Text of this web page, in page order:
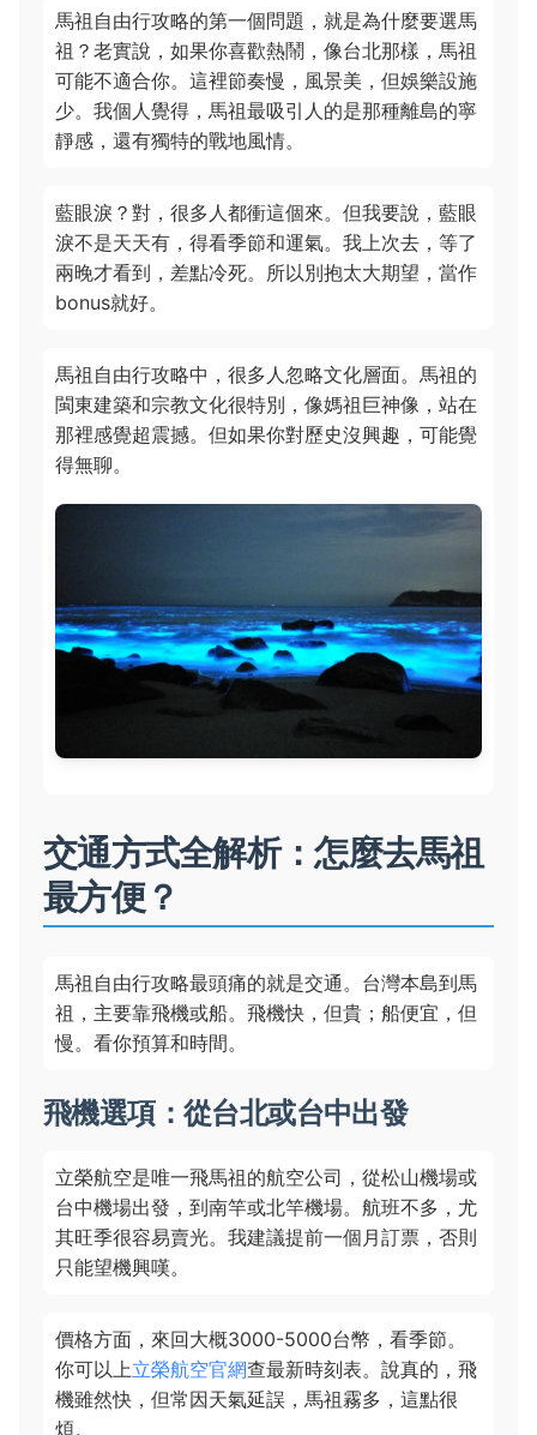
馬祖自由行攻略的第一個問題，就是為什麼要選馬
祖？老實說，如果你喜歡熱鬧，像台北那樣，馬祖
可能不適合你。這裡節奏慢，風景美，但娛樂設施
少。我個人覺得，馬祖最吸引人的是那種離島的寧
靜感，還有獨特的戰地風情。
藍眼淚？對，很多人都衝這個來。但我要說，藍眼
淚不是天天有，得看季節和運氣。我上次去，等了
兩晚才看到，差點冷死。所以別抱太大期望，當作
bonus就好。
馬祖自由行攻略中，很多人忽略文化層面。馬祖的
閩東建築和宗教文化很特別，像媽祖巨神像，站在
那裡感覺超震撼。但如果你對歷史沒興趣，可能覺
得無聊。
交通方式全解析：怎麼去馬祖
最方便？
馬祖自由行攻略最頭痛的就是交通。台灣本島到馬
祖，主要靠飛機或船。飛機快，但貴；船便宜，但
慢。看你預算和時間。
飛機選項：從台北或台中出發
立榮航空是唯一飛馬祖的航空公司，從松山機場或
台中機場出發，到南竿或北竿機場。航班不多，尤
其旺季很容易賣光。我建議提前一個月訂票，否則
只能望機興嘆。
價格方面，來回大概3000-5000台幣，看季節。
你可以上立榮航空官網查最新時刻表。說真的，飛
機雖然快，但常因天氣延誤，馬祖霧多，這點很
煩。